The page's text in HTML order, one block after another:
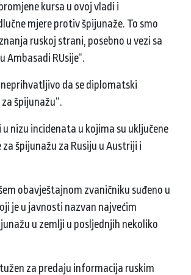
kursa u ovoj vladi i
mjere protiv špijunaže. To smo
ruskoj strani, posebno u vezi sa
Ambasadi RUsije“.
da se diplomatski
špijunažu“.
u nizu incidenata u kojima su uključene
špijunažu za Rusiju u Austriji i
obavještajnom zvaničniku suđeno u
je u javnosti nazvan najvećim
u zemlji u posljednjih nekoliko
za predaju informacija ruskim